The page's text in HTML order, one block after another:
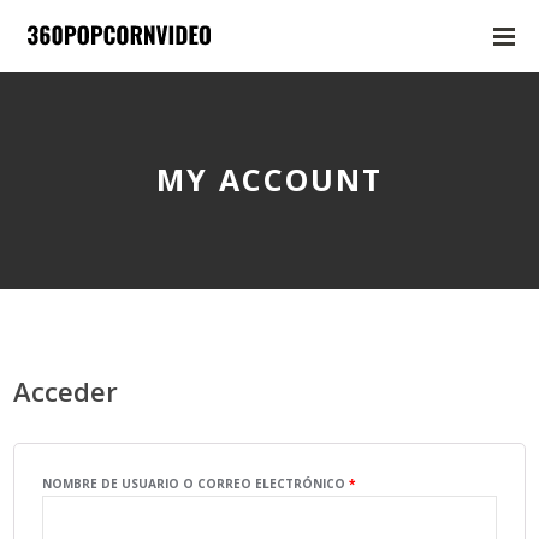
MY ACCOUNT
Acceder
NOMBRE DE USUARIO O CORREO ELECTRÓNICO*OBLIGATORIO